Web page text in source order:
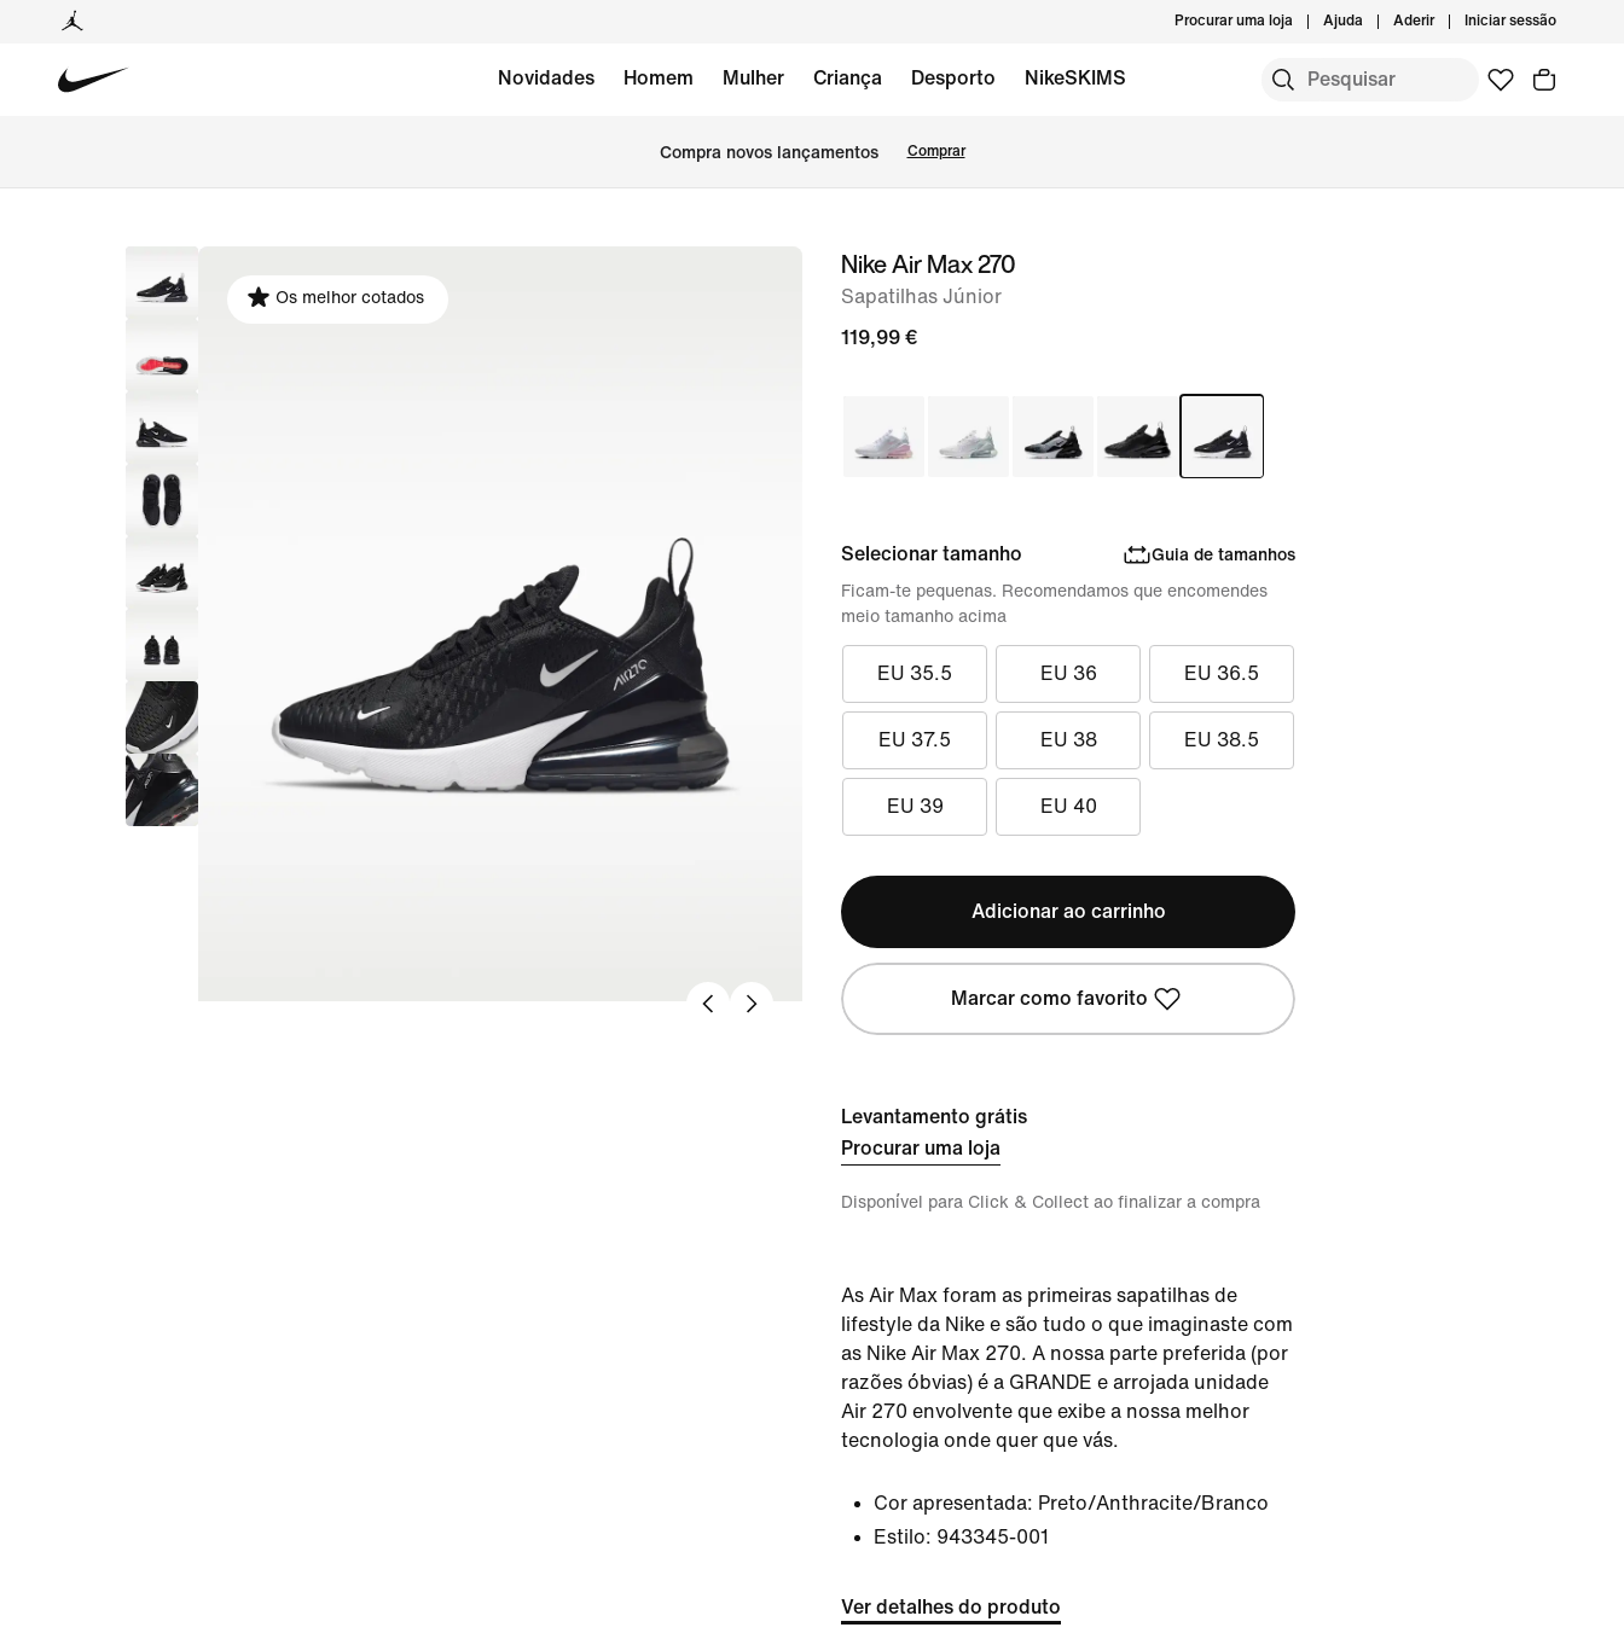
Procurar uma loja Ajuda Aderir Iniciar sessão
Novidades Homem Mulher Criança Desporto NikeSKIMS
Compra novos lançamentos Comprar
imagem
Os melhor cotados
Nike Air Max 270
Sapatilhas Júnior
119,99 €
Selecionar tamanho Guia de tamanhos
EU 35.5 EU 36 EU 36.5
EU 37.5 EU 38 EU 38.5
EU 39 EU 40
Ficam-te pequenas. Recomendamos que encomendes
meio tamanho acima
Adicionar ao carrinho
Marcar como favorito
Levantamento grátis
Procurar uma loja
Disponível para Click & Collect ao finalizar a compra
As Air Max foram as primeiras sapatilhas de
lifestyle da Nike e são tudo o que imaginaste com
as Nike Air Max 270. A nossa parte preferida (por
razões óbvias) é a GRANDE e arrojada unidade
Air 270 envolvente que exibe a nossa melhor
tecnologia onde quer que vás.
Cor apresentada: Preto/Anthracite/Branco
Estilo: 943345-001
Ver detalhes do produto